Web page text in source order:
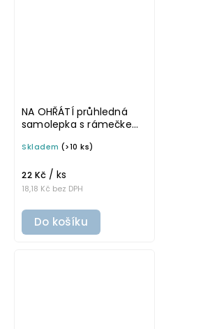
NA OHŘÁTÍ průhledná
samolepka s rámečkem,
4 cm na boxy, šuplíky a
Skladem (>10 ks)
18,18 Kč bez DPH
22 Kč / ks
Do košíku